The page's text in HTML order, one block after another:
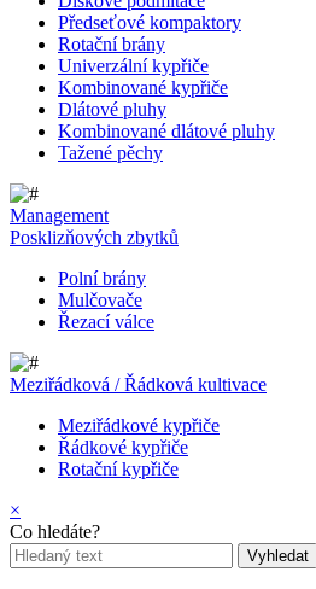
Předseťové kompaktory
Rotační brány
Univerzální kypřiče
Kombinované kypřiče
Dlátové pluhy
Kombinované dlátové pluhy
Tažené pěchy
Management
Posklizňových zbytků
Polní brány
Mulčovače
Řezací válce
Meziřádková / Řádková kultivace
Meziřádkové kypřiče
Řádkové kypřiče
Rotační kypřiče
×
Co hledáte?